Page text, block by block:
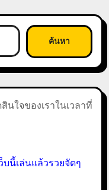
ใจของเราในเวลาที่
บนี้เล่นแล้วรวยจัดๆ